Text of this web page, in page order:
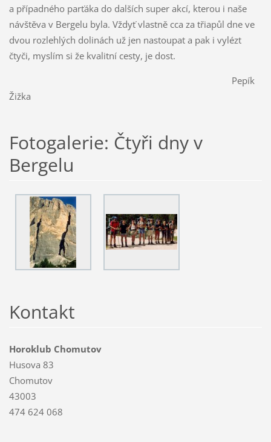
a případného parťáka do dalších super akcí, kterou i naše
návštěva v Bergelu byla. Vždyť vlastně cca za třiapůl dne ve
dvou rozlehlých dolinách už jen nastoupat a pak i vylézt
čtyči, myslím si že kvalitní cesty, je dost.
Pepík
Žižka
Fotogalerie: Čtyři dny v
Bergelu
Kontakt
Horoklub Chomutov
Husova 83
Chomutov
43003
474 624 068